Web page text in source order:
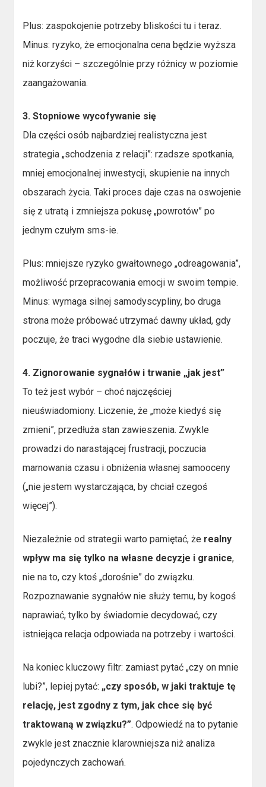
Plus: zaspokojenie potrzeby bliskości tu i teraz.
Minus: ryzyko, że emocjonalna cena będzie wyższa
niż korzyści – szczególnie przy różnicy w poziomie
zaangażowania.
3. Stopniowe wycofywanie się
Dla części osób najbardziej realistyczna jest
strategia „schodzenia z relacji”: rzadsze spotkania,
mniej emocjonalnej inwestycji, skupienie na innych
obszarach życia. Taki proces daje czas na oswojenie
się z utratą i zmniejsza pokusę „powrotów” po
jednym czułym sms-ie.
Plus: mniejsze ryzyko gwałtownego „odreagowania”,
możliwość przepracowania emocji w swoim tempie.
Minus: wymaga silnej samodyscypliny, bo druga
strona może próbować utrzymać dawny układ, gdy
poczuje, że traci wygodne dla siebie ustawienie.
4. Zignorowanie sygnałów i trwanie „jak jest”
To też jest wybór – choć najczęściej
nieuświadomiony. Liczenie, że „może kiedyś się
zmieni”, przedłuża stan zawieszenia. Zwykle
prowadzi do narastającej frustracji, poczucia
marnowania czasu i obniżenia własnej samooceny
(„nie jestem wystarczająca, by chciał czegoś
więcej”).
Niezależnie od strategii warto pamiętać, że realny
wpływ ma się tylko na własne decyzje i granice,
nie na to, czy ktoś „dorośnie” do związku.
Rozpoznawanie sygnałów nie służy temu, by kogoś
naprawiać, tylko by świadomie decydować, czy
istniejąca relacja odpowiada na potrzeby i wartości.
Na koniec kluczowy filtr: zamiast pytać „czy on mnie
lubi?”, lepiej pytać: „czy sposób, w jaki traktuje tę
relację, jest zgodny z tym, jak chce się być
traktowaną w związku?”. Odpowiedź na to pytanie
zwykle jest znacznie klarowniejsza niż analiza
pojedynczych zachowań.